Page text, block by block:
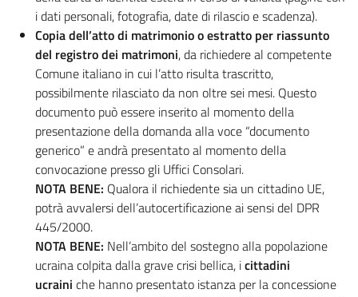
i dati personali, fotografia, date di rilascio e scadenza).
Copia dell’atto di matrimonio o estratto per riassunto
del registro dei matrimoni, da richiedere al competente
Comune italiano in cui l’atto risulta trascritto,
possibilmente rilasciato da non oltre sei mesi. Questo
documento può essere inserito al momento della
presentazione della domanda alla voce “documento
generico” e andrà presentato al momento della
convocazione presso gli Uffici Consolari.
NOTA BENE: Qualora il richiedente sia un cittadino UE,
potrà avvalersi dell’autocertificazione ai sensi del DPR
445/2000.
NOTA BENE: Nell’ambito del sostegno alla popolazione
ucraina colpita dalla grave crisi bellica, icittadini
ucraini che hanno presentato istanza per la concessione